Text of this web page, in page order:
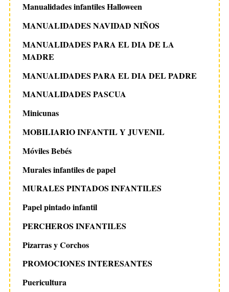
Manualidades infantiles Halloween
MANUALIDADES NAVIDAD NIÑOS
MANUALIDADES PARA EL DIA DE LA
MADRE
MANUALIDADES PARA EL DIA DEL PADRE
MANUALIDADES PASCUA
Minicunas
MOBILIARIO INFANTIL Y JUVENIL
Móviles Bebés
Murales infantiles de papel
MURALES PINTADOS INFANTILES
Papel pintado infantil
PERCHEROS INFANTILES
Pizarras y Corchos
PROMOCIONES INTERESANTES
Puericultura